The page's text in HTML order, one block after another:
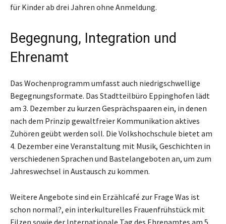
für Kinder ab drei Jahren ohne Anmeldung.
Begegnung, Integration und
Ehrenamt
Das Wochenprogramm umfasst auch niedrigschwellige
Begegnungsformate. Das Stadtteilbüro Eppinghofen lädt
am 3. Dezember zu kurzen Gesprächspaaren ein, in denen
nach dem Prinzip gewaltfreier Kommunikation aktives
Zuhören geübt werden soll. Die Volkshochschule bietet am
4. Dezember eine Veranstaltung mit Musik, Geschichten in
verschiedenen Sprachen und Bastelangeboten an, um zum
Jahreswechsel in Austausch zu kommen.
Weitere Angebote sind ein Erzählcafé zur Frage Was ist
schon normal?, ein interkulturelles Frauenfrühstück mit
Filzen sowie der Internationale Tag des Ehrenamtes am 5.